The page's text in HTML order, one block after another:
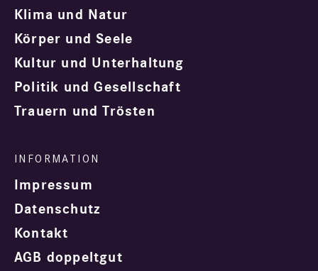
Klima und Natur
Körper und Seele
Kultur und Unterhaltung
Politik und Gesellschaft
Trauern und Trösten
Impressum
Datenschutz
Kontakt
AGB doppeltgut